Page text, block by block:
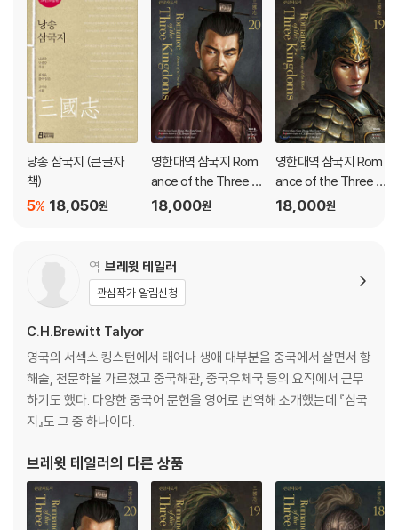
낭송 삼국지 (큰글자
책)
18,050원
5%
영한대역 삼국지 Rom
ance of the Three Ki
ngdoms 20 (큰글자
18,000원
영한대역 삼국지 Rom
ance of the Three Ki
ngdoms 19 (큰글자
18,000원
역 브레윗 테일러
관심작가 알림신청
C.H.Brewitt Talyor
영국의 서섹스 킹스턴에서 태어나 생애 대부분을 중국에서 살면서 항
해술, 천문학을 가르쳤고 중국해관, 중국우체국 등의 요직에서 근무
하기도 했다. 다양한 중국어 문헌을 영어로 번역해 소개했는데 『삼국
지』도 그 중 하나이다.
브레윗 테일러의 다른 상품